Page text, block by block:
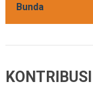
Bunda